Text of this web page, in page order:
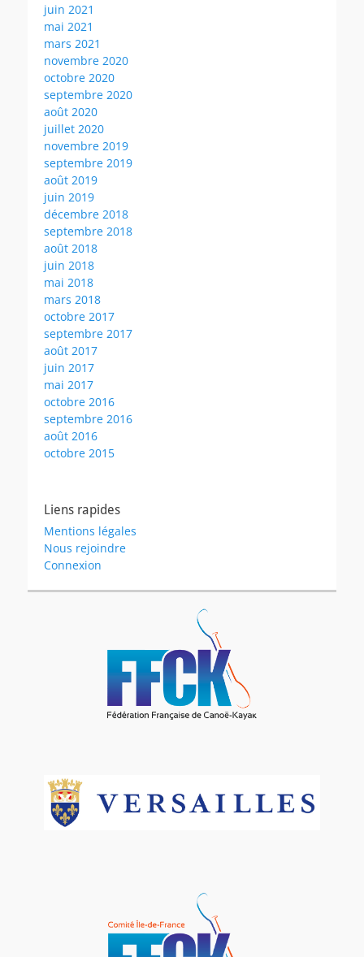
juin 2021
mai 2021
mars 2021
novembre 2020
octobre 2020
septembre 2020
août 2020
juillet 2020
novembre 2019
septembre 2019
août 2019
juin 2019
décembre 2018
septembre 2018
août 2018
juin 2018
mai 2018
mars 2018
octobre 2017
septembre 2017
août 2017
juin 2017
mai 2017
octobre 2016
septembre 2016
août 2016
octobre 2015
Liens rapides
Mentions légales
Nous rejoindre
Connexion